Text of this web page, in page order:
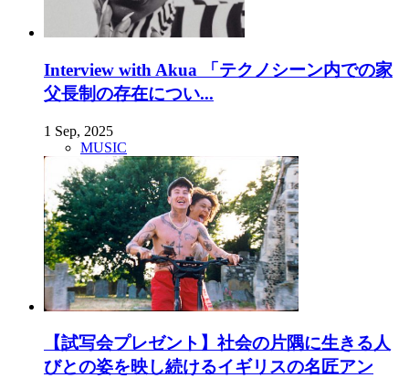
Interview with Akua 「テクノシーン内での家
父長制の存在につい...
1 Sep, 2025
MUSIC
【試写会プレゼント】社会の片隅に生きる人
びとの姿を映し続けるイギリスの名匠アン